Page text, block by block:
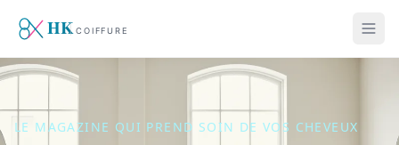
LE MAGAZINE QUI PREND SOIN DE VOS CHEVEUX